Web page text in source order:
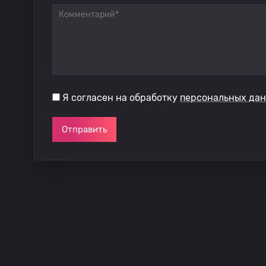
Я согласен на обработку персональных
Отправить